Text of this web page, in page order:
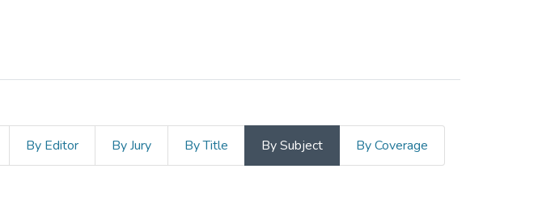
By Editor By Jury By Title By Subject By Coverage